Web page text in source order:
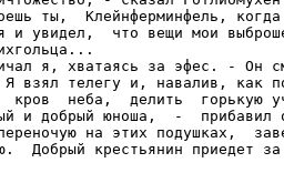
ты,  Клейнферминфель, когда
и увидел,  что вещи мои
я, хватаясь за эфес. - Он
взял телегу и, навалив, как
кров  неба,  делить  горькую
и добрый юноша,  -
на этих подушках,
Добрый крестьянин приедет